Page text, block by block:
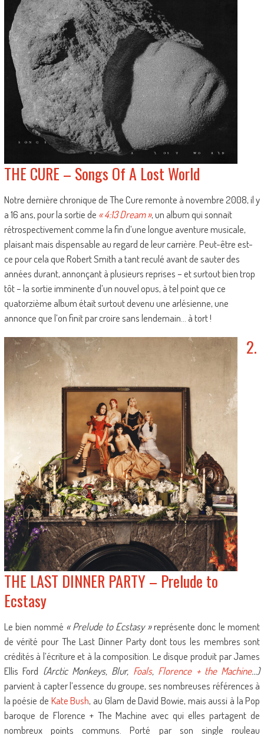
THE CURE – Songs Of A Lost World
Notre dernière chronique de The Cure remonte à novembre 2008, il y
a 16 ans, pour la sortie de « 4:13 Dream », un album qui sonnait
rétrospectivement comme la fin d’une longue aventure musicale,
plaisant mais dispensable au regard de leur carrière. Peut-être est-
ce pour cela que Robert Smith a tant reculé avant de sauter des
années durant, annonçant à plusieurs reprises – et surtout bien trop
tôt – la sortie imminente d’un nouvel opus, à tel point que ce
quatorzième album était surtout devenu une arlésienne, une
annonce que l’on finit par croire sans lendemain… à tort !
2.
THE LAST DINNER PARTY – Prelude to
Ecstasy
Le bien nommé « Prelude to Ecstasy »représente donc le moment
de vérité pour The Last Dinner Party dont tous les membres sont
crédités à l’écriture et à la composition. Le disque produit par James
Ellis Ford (Arctic Monkeys, Blur, Foals, Florence + the Machine…)
parvient à capter l’essence du groupe, ses nombreuses références à
la poésie de Kate Bush, au Glam de David Bowie, mais aussi à la Pop
baroque de Florence + The Machine avec qui elles partagent de
nombreux points communs. Porté par son single rouleau